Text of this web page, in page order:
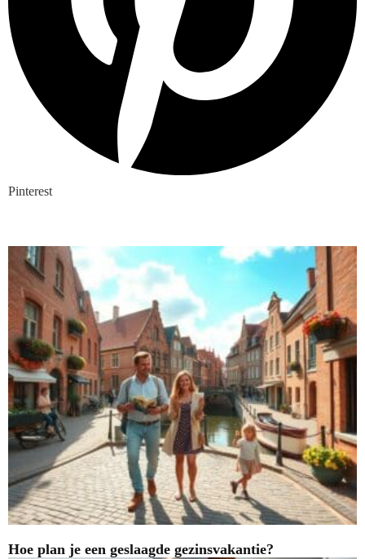
Pinterest
Hoe plan je een geslaagde gezinsvakantie?